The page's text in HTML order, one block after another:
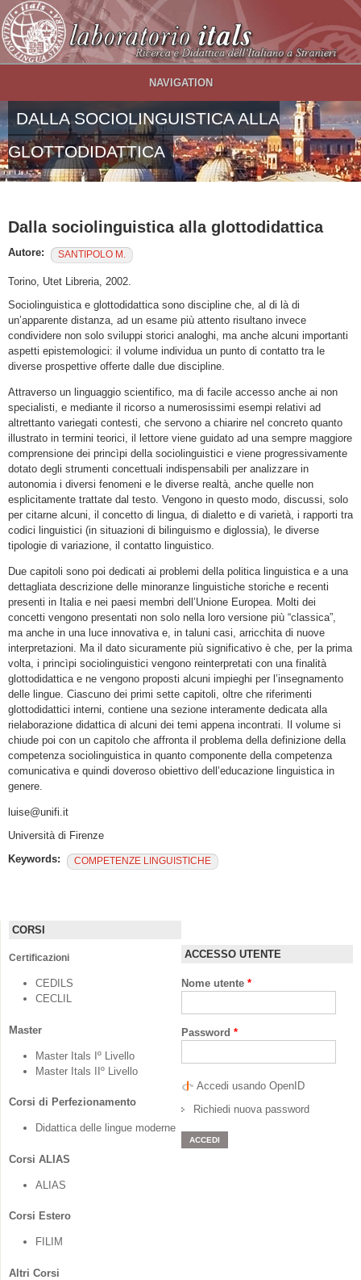
Salta al contenuto principale
NAVIGATION
DALLA SOCIOLINGUISTICA ALLA
GLOTTODIDATTICA
Dalla sociolinguistica alla glottodidattica
Autore: SANTIPOLO M.
Torino, Utet Libreria, 2002.
Sociolinguistica e glottodidattica sono discipline che, al di là di
un’apparente distanza, ad un esame più attento risultano invece
condividere non solo sviluppi storici analoghi, ma anche alcuni importanti
aspetti epistemologici: il volume individua un punto di contatto tra le
diverse prospettive offerte dalle due discipline.
Attraverso un linguaggio scientifico, ma di facile accesso anche ai non
specialisti, e mediante il ricorso a numerosissimi esempi relativi ad
altrettanto variegati contesti, che servono a chiarire nel concreto quanto
illustrato in termini teorici, il lettore viene guidato ad una sempre maggiore
comprensione dei princìpi della sociolinguistici e viene progressivamente
dotato degli strumenti concettuali indispensabili per analizzare in
autonomia i diversi fenomeni e le diverse realtà, anche quelle non
esplicitamente trattate dal testo. Vengono in questo modo, discussi, solo
per citarne alcuni, il concetto di lingua, di dialetto e di varietà, i rapporti tra
codici linguistici (in situazioni di bilinguismo e diglossia), le diverse
tipologie di variazione, il contatto linguistico.
Due capitoli sono poi dedicati ai problemi della politica linguistica e a una
dettagliata descrizione delle minoranze linguistiche storiche e recenti
presenti in Italia e nei paesi membri dell’Unione Europea. Molti dei
concetti vengono presentati non solo nella loro versione più “classica”,
ma anche in una luce innovativa e, in taluni casi, arricchita di nuove
interpretazioni. Ma il dato sicuramente più significativo è che, per la prima
volta, i princìpi sociolinguistici vengono reinterpretati con una finalità
glottodidattica e ne vengono proposti alcuni impieghi per l’insegnamento
delle lingue. Ciascuno dei primi sette capitoli, oltre che riferimenti
glottodidattici interni, contiene una sezione interamente dedicata alla
rielaborazione didattica di alcuni dei temi appena incontrati. Il volume si
chiude poi con un capitolo che affronta il problema della definizione della
competenza sociolinguistica in quanto componente della competenza
comunicativa e quindi doveroso obiettivo dell’educazione linguistica in
genere.
luise@unifi.it
Università di Firenze
Keywords:
COMPETENZE LINGUISTICHE
CORSI
Certificazioni
CEDILS
CECLIL
Master
Master Itals Iº Livello
Master Itals IIº Livello
Corsi di Perfezionamento
Didattica delle lingue moderne
Corsi ALIAS
ALIAS
Corsi Estero
FILIM
Altri Corsi
ACCESSO UTENTE
Nome utente *
Password *
Accedi usando OpenID
Richiedi nuova password